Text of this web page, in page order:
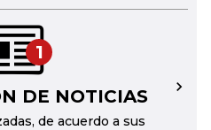
1
DE NOTICIAS
de acuerdo a sus
→